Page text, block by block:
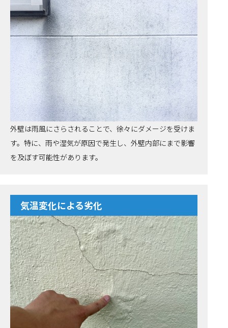
外壁は雨風にさらされることで、徐々にダメージを受けま
す。特に、雨や湿気が原因で発生し、外壁内部にまで影響
を及ぼす可能性があります。
気温変化による劣化